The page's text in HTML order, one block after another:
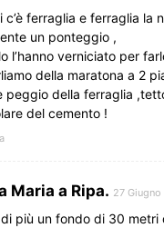
c’è ferraglia e ferraglia la
un ponteggio ,
l’hanno verniciato per
della maratona a 2
peggio della ferraglia
del cemento !
Maria a Ripa. 27
più un fondo di 30 metri